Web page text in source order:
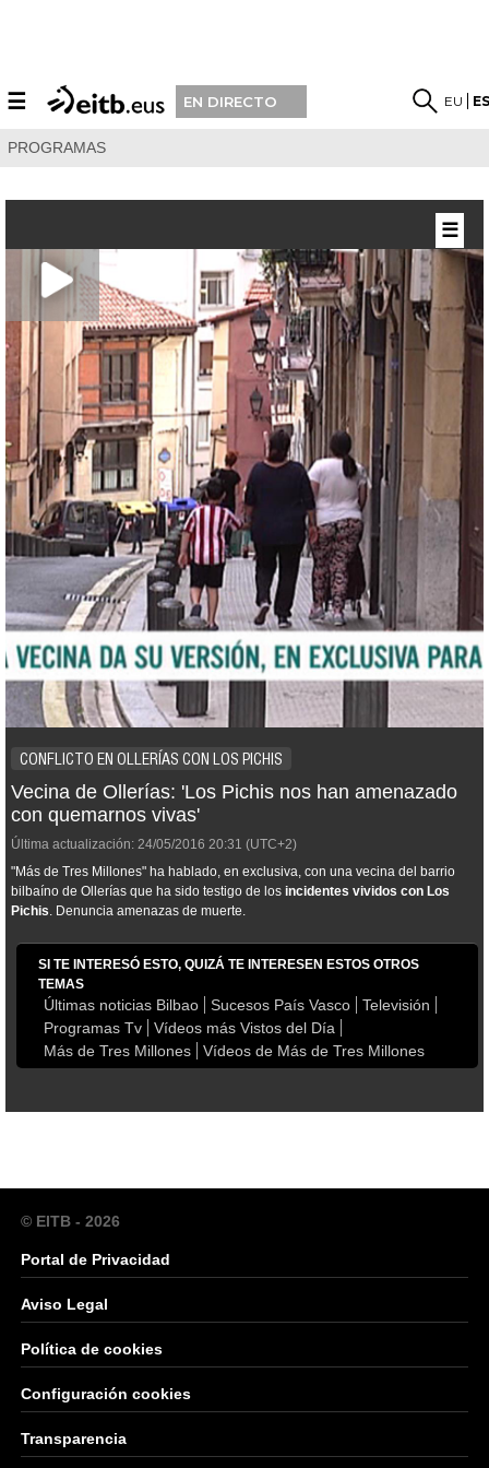
☰ EN DIRECTO EU
PROGRAMAS
CONFLICTO EN OLLERÍAS CON LOS PICHIS
Vecina de Ollerías: 'Los Pichis nos han amenazado
con quemarnos vivas'
Última actualización: 24/05/2016 20:31 (UTC+2)
"Más de Tres Millones" ha hablado, en exclusiva, con una vecina del barrio
bilbaíno de Ollerías que ha sido testigo de los incidentes vividos con Los
Pichis. Denuncia amenazas de muerte.
SI TE INTERESÓ ESTO, QUIZÁ TE INTERESEN ESTOS OTROS
TEMAS
Últimas noticias Bilbao Sucesos País Vasco
Televisión
Programas Tv
Vídeos más Vistos del Día
Más de Tres Millones
Vídeos de Más de Tres Millones
☰
© EITB - 2026
Portal de Privacidad
Aviso Legal
Política de cookies
Configuración cookies
Transparencia